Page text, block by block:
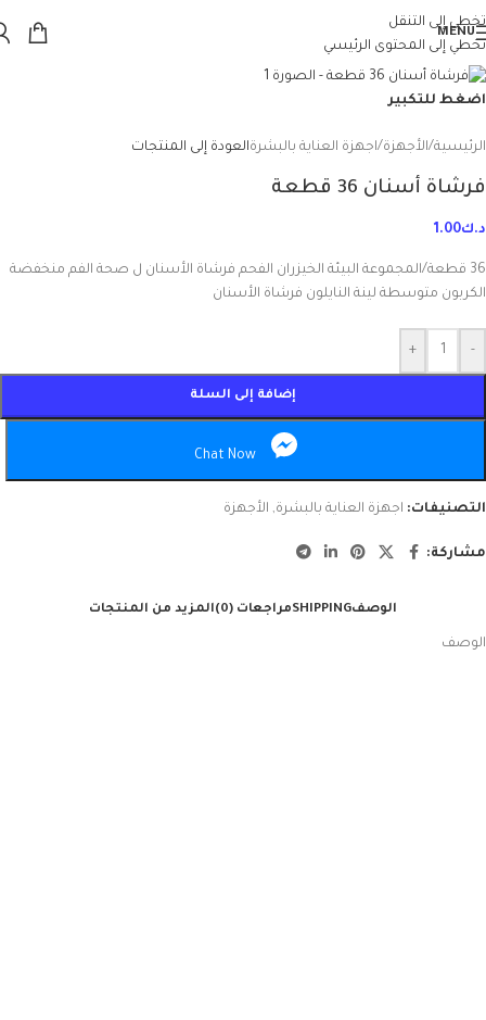
تخطي إلى التنقل
تخطي إلى المحتوى الرئيسي
MENU
اضغط للتكبير
الرئيسية/الأجهزة/اجهزة العناية بالبشرةالعودة إلى المنتجات
فرشاة أسنان 36 قطعة
د.ك1.00
36 قطعة/المجموعة البيئة الخيزران الفحم فرشاة الأسنان ل صحة الفم منخفضة
الكربون متوسطة لينة النايلون فرشاة الأسنان
-
+
إضافة إلى السلة
Chat Now
التصنيفات: اجهزة العناية بالبشرة, الأجهزة
مشاركة:
الوصفSHIPPINGمراجعات (0) المزيد من المنتجات
الوصف